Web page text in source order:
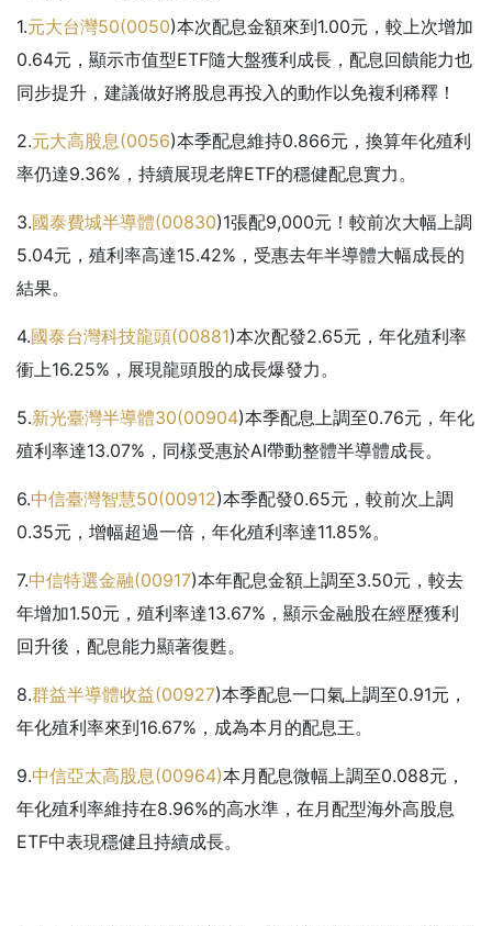
1.元大台灣50(0050)本次配息金額來到1.00元，較上次增加
0.64元，顯示市值型ETF隨大盤獲利成長，配息回饋能力也
同步提升，建議做好將股息再投入的動作以免複利稀釋！
2.元大高股息(0056)本季配息維持0.866元，換算年化殖利
率仍達9.36%，持續展現老牌ETF的穩健配息實力。
3.國泰費城半導體(00830)1張配9,000元！較前次大幅上調
5.04元，殖利率高達15.42%，受惠去年半導體大幅成長的
結果。
4.國泰台灣科技龍頭(00881)本次配發2.65元，年化殖利率
衝上16.25%，展現龍頭股的成長爆發力。
5.新光臺灣半導體30(00904)本季配息上調至0.76元，年化
殖利率達13.07%，同樣受惠於AI帶動整體半導體成長。
6.中信臺灣智慧50(00912)本季配發0.65元，較前次上調
0.35元，增幅超過一倍，年化殖利率達11.85%。
7.中信特選金融(00917)本年配息金額上調至3.50元，較去
年增加1.50元，殖利率達13.67%，顯示金融股在經歷獲利
回升後，配息能力顯著復甦。
8.群益半導體收益(00927)本季配息一口氣上調至0.91元，
年化殖利率來到16.67%，成為本月的配息王。
9.中信亞太高股息(00964)本月配息微幅上調至0.088元，
年化殖利率維持在8.96%的高水準，在月配型海外高股息
ETF中表現穩健且持續成長。